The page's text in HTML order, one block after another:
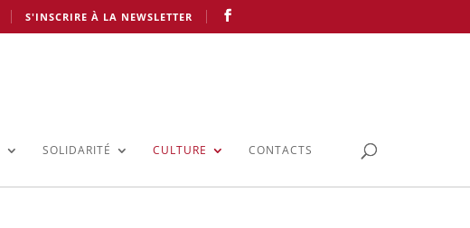
S'INSCRIRE À LA NEWSLETTER
SOLIDARITÉ CULTURE CONTACTS